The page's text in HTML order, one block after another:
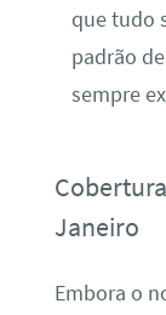
que tudo
padrão
sempre
Janeiro
Embora o